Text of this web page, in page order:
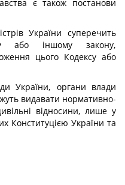
є також постанови
України суперечить
або іншому закону,
цього Кодексу або
України, органи влади
видавати нормативно-
відносини, лише у
Конституцією України та